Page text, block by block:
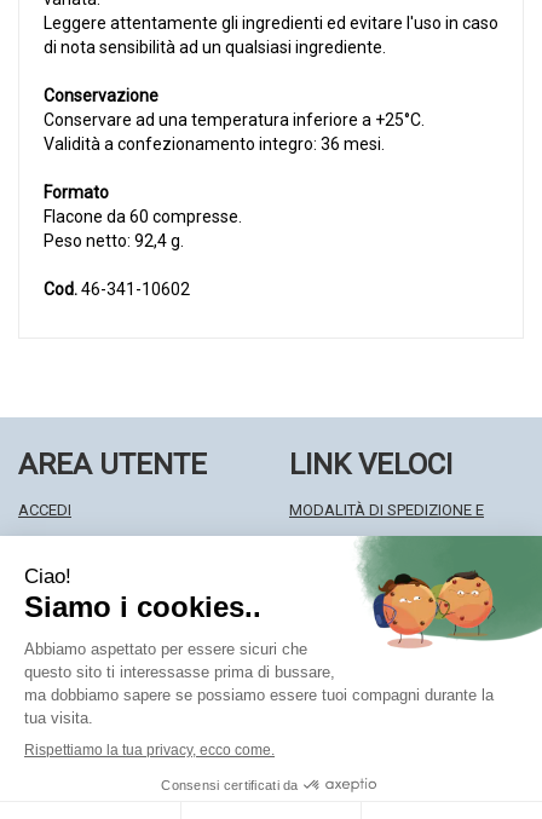
Leggere attentamente gli ingredienti ed evitare l'uso in caso
di nota sensibilità ad un qualsiasi ingrediente.
Conservazione
Conservare ad una temperatura inferiore a +25°C.
Validità a confezionamento integro: 36 mesi.
Formato
Flacone da 60 compresse.
Peso netto: 92,4 g.
Cod.46-341-10602
AREA UTENTE
ACCEDI
WISHLIST
ISCRIZIONE ALLA NEWSLETTER
LINK VELOCI
MODALITÀ DI SPEDIZIONE E
MODALITÀ DI PAGAMENTO
INFORMATIVA PRIVACY
CONDIZIONI DI VENDITA
Farmacia Centrale Srl
Numero R.E.A.: CO327309